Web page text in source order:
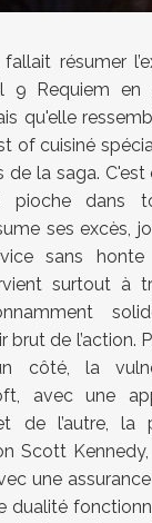
fallait résumer
9 Requiem en
qu'elle
of cuisiné
de la saga.
pioche dans
ses excès,
sans
surtout à
brut de l’action.
côté, la
, avec une
de l’autre, la
Scott Kennedy
une
dualité